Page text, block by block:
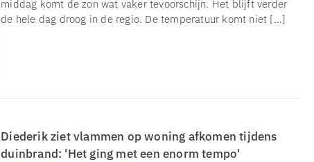
middag komt de zon wat vaker tevoorschijn. Het blijft verder
de hele dag droog in de regio. De temperatuur komt niet […]
Diederik ziet vlammen op woning afkomen tijdens
duinbrand: 'Het ging met een enorm tempo'